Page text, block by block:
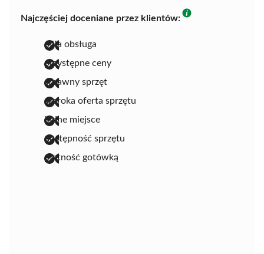
Najczęściej doceniane przez klientów:
miła obsługa
przystępne ceny
sprawny sprzęt
szeroka oferta sprzętu
ładne miejsce
dostępność sprzętu
płatność gotówką